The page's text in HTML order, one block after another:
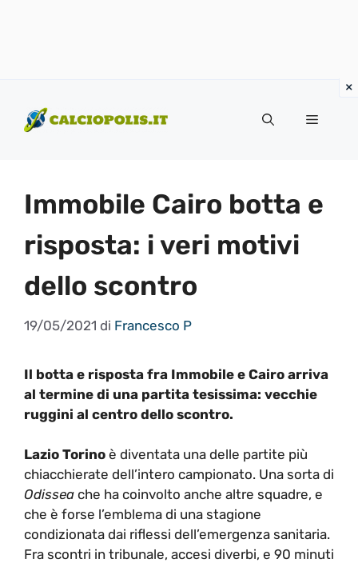
contenuto
Menu
Immobile Cairo botta e
risposta: i veri motivi
dello scontro
19/05/2021 di Francesco P
Il botta e risposta fra Immobile e Cairo arriva
al termine di una partita tesissima: vecchie
ruggini al centro dello scontro.
Lazio Torino è diventata una delle partite più
chiacchierate dell’intero campionato. Una sorta di
Odissea che ha coinvolto anche altre squadre, e
che è forse l’emblema di una stagione
condizionata dai riflessi dell’emergenza sanitaria.
Fra scontri in tribunale, accesi diverbi, e 90 minuti